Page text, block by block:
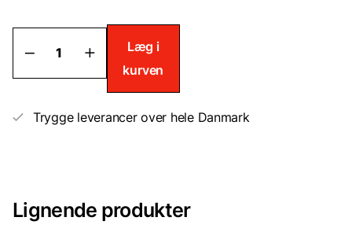
Zinkspray
antal
Læg i
kurven
Trygge leverancer over hele Danmark
Lignende produkter